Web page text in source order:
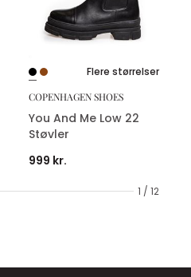
1 / 12
Flere størrelser
COPENHAGEN SHOES
You And Me Low 22
Støvler
999 kr.